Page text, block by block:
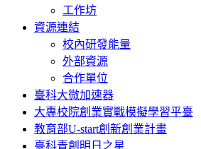
工作坊
資源連結
校內研發能量
外部資源
合作單位
臺科大微加速器
大專校院創業實戰模擬學習平臺
教育部U-start創新創業計畫
臺科青創明日之星